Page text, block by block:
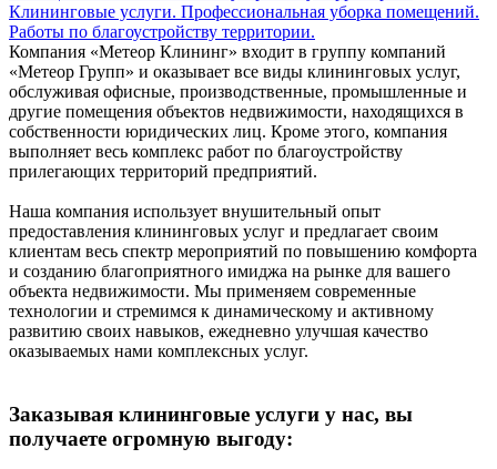
Клининговые услуги. Профессиональная уборка помещений.
Работы по благоустройству территории.
Компания «Метеор Клининг» входит в группу компаний
«Метеор Групп» и оказывает все виды клининговых услуг,
обслуживая офисные, производственные, промышленные и
другие помещения объектов недвижимости, находящихся в
собственности юридических лиц. Кроме этого, компания
выполняет весь комплекс работ по благоустройству
прилегающих территорий предприятий.
Наша компания использует внушительный опыт
предоставления клининговых услуг и предлагает своим
клиентам весь спектр мероприятий по повышению комфорта
и созданию благоприятного имиджа на рынке для вашего
объекта недвижимости. Мы применяем современные
технологии и стремимся к динамическому и активному
развитию своих навыков, ежедневно улучшая качество
оказываемых нами комплексных услуг.
Заказывая клининговые услуги у нас, вы
получаете огромную выгоду: